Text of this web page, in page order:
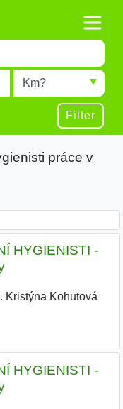
Radius
Filter
práce v
HYGIENISTI -
Kristýna Kohutová
HYGIENISTI -